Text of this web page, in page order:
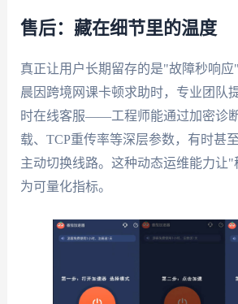
售后：藏在细节里的温度
真正让用户长期留存的是"故障秒响
晨因跨境网课卡顿求助时，专业团队
时在线客服——工程师能通过加密诊
载、TCP重传率等深层参数，有时甚
主动切换线路。这种动态运维能力让
为可量化指标。